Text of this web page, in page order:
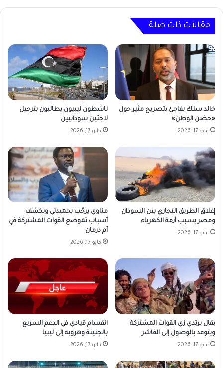
مقالات ذات صلة
خالد سلك يفاجئ بتصريح مثير حول
«حضن الوطن»
مايو 17, 2026
ناشطون ليبيون يطالبون بترحيل
لاجئين سودانيين
مايو 17, 2026
إغلاق الطريق التجاري بين السودان
ومصر بسبب أزمة الكهرباء
مايو 17, 2026
مناوي يرحّب بحميدتي ويكشف
أسباب تموضع القوات المشتركة في
أم درمان
مايو 17, 2026
بقال يرتدي زي القوات المشتركة
ويتوعد بالوصول إلى الفاشر
مايو 17, 2026
انقسام قيادي في الدعم السريع
بالجنينة وهروبه إلى ليبيا
مايو 17, 2026